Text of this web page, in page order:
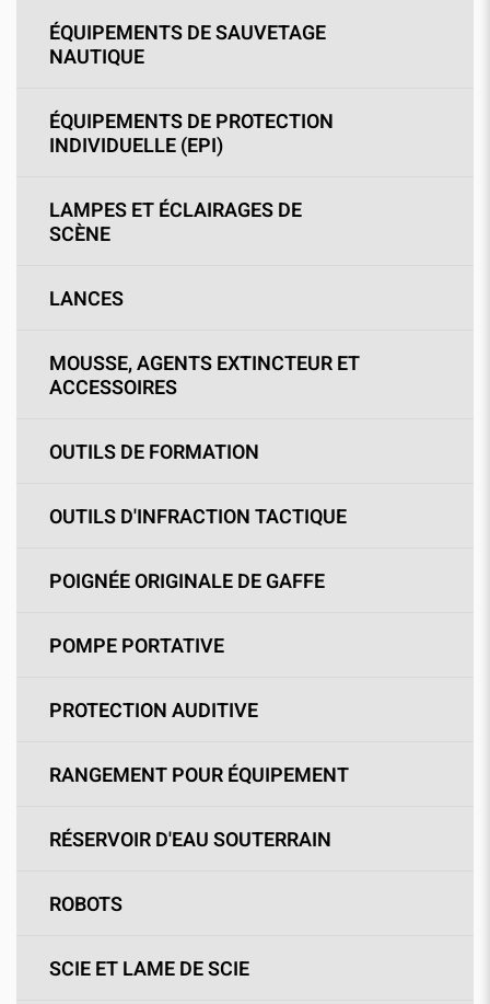
ÉQUIPEMENTS DE SAUVETAGE
NAUTIQUE
ÉQUIPEMENTS DE PROTECTION
INDIVIDUELLE (EPI)
LAMPES ET ÉCLAIRAGES DE
SCÈNE
LANCES
MOUSSE, AGENTS EXTINCTEUR ET
ACCESSOIRES
OUTILS DE FORMATION
OUTILS D'INFRACTION TACTIQUE
POIGNÉE ORIGINALE DE GAFFE
POMPE PORTATIVE
PROTECTION AUDITIVE
RANGEMENT POUR ÉQUIPEMENT
RÉSERVOIR D'EAU SOUTERRAIN
ROBOTS
SCIE ET LAME DE SCIE